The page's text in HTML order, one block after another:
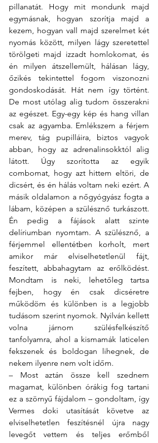
pillanatát. Hogy mit mondunk majd
egymásnak, hogyan szorítja majd a
kezem, hogyan vall majd szerelmet két
nyomás között, milyen lágy szeretettel
törölgeti majd izzadt homlokomat, és
én milyen átszellemült, hálásan lágy,
őzikés tekintettel fogom viszonozni
gondoskodását. Hát nem így történt.
De most utólag alig tudom összerakni
az egészet. Egy-egy kép és hang villan
csak az agyamba. Emlékszem a férjem
merev, tág pupilláira, biztos vagyok
abban, hogy az adrenalinsokktól alig
látott. Úgy szorította az egyik
combomat, hogy azt hittem eltöri, de
dicsért, és én hálás voltam neki ezért. A
másik oldalamon a nőgyógyász fogta a
lábam, középen a szülésznő turkászott.
Én pedig a fájások alatt szinte
delíriumban nyomtam. A szülésznő, a
férjemmel ellentétben korholt, mert
amikor már elviselhetetlenül fájt,
feszített, abbahagytam az erőlködést.
Mondtam is neki, lehetőleg tartsa
fejben, hogy én csak dicséretre
működöm és különben is a legjobb
tudásom szerint nyomok. Nyilván kellett
volna járnom szülésfelkészítő
tanfolyamra, ahol a kismamák laticelen
fekszenek és boldogan lihegnek, de
nekem ilyenre nem volt időm.
– Most aztán össze kell szednem
magamat, különben órákig fog tartani
ez a szörnyű fájdalom – gondoltam, így
Vermes doki utasítását követve az
elviselhetetlen feszítésnél újra nagy
levegőt vettem és teljes erőmből